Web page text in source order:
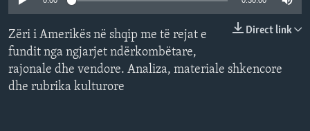
INTERVISTA
DITARI
Direct link
Zëri i Amerikës në shqip me të rejat e
fundit nga ngjarjet ndërkombëtare,
rajonale dhe vendore. Analiza, materiale shkencore
dhe rubrika kulturore